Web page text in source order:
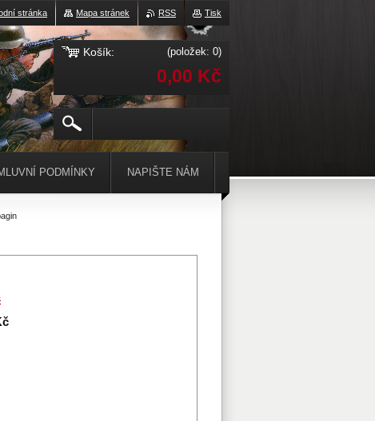
PODMÍNKY NAPIŠTE NÁM
Tisk
RSS
Mapa stránek
stránka
Košík: (položek: 0)
0,00 Kč